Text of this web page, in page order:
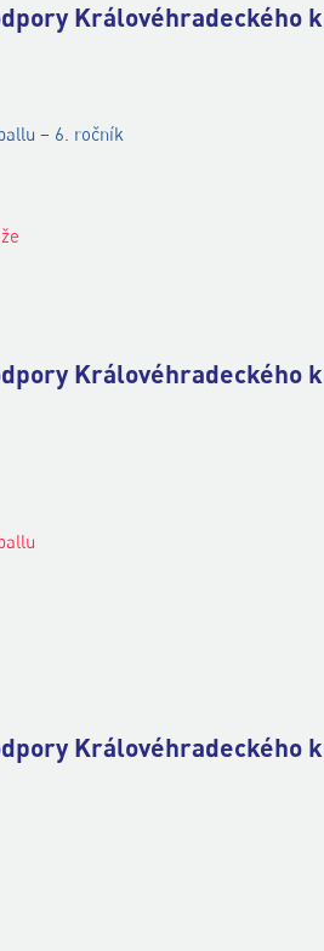
Královéhradeckého
– 6. ročník
Královéhradeckého
Královéhradeckého